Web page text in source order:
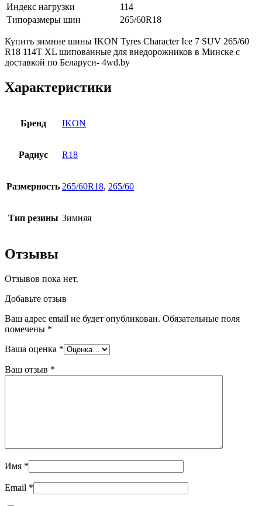
Индекс нагрузки
114
Типоразмеры шин
265/60R18
Купить зимние шины IKON Tyres Character Ice 7 SUV 265/60
R18 114T XL шипованные для внедорожников в Минске с
доставкой по Беларуси- 4wd.by
Характеристики
Бренд IKON
Радиус R18
Размерность 265/60R18, 265/60
Тип резины Зимняя
Отзывы
Отзывов пока нет.
Добавьте отзыв
Ваш адрес email не будет опубликован. Обязательные поля
помечены *
Ваша оценка *
Ваш отзыв *
Имя *
Email *